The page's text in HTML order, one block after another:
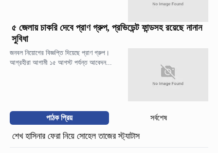
৫ জেলায় চাকরি দেবে প্রাণ গ্রুপ, প্রভিডেন্ট ফান্ডসহ রয়েছে নানান
সুবিধা
জনবল নিয়োগের বিজ্ঞপ্তি দিয়েছে প্রাণ গ্রুপ।
আগ্রহীরা আগামী ১৫ আগস্ট পর্যন্ত আবেদন...
পাঠক প্রিয় সর্বশেষ
শেখ হাসিনার ফেরা নিয়ে সোহেল তাজের স্ট্যাটাস